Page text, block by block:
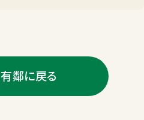
鄰に戻る